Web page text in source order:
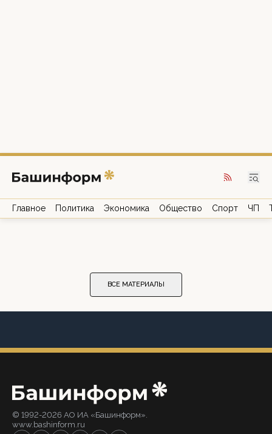
Главное Политика Экономика Общество Спорт ЧП
ВСЕ МАТЕРИАЛЫ
© 1992-2026 АО ИА «Башинформ».
www.bashinform.ru